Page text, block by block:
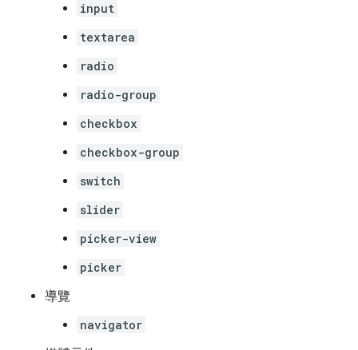
input
textarea
radio
radio-group
checkbox
checkbox-group
switch
slider
picker-view
picker
導覽
navigator